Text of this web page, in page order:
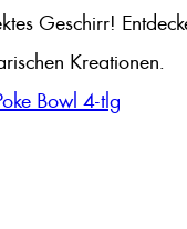
Geschirr!
Kreationen.
Bowl 4-tlg